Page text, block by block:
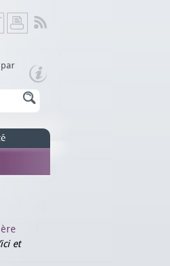
DiminuerAugmenter
la
de
et